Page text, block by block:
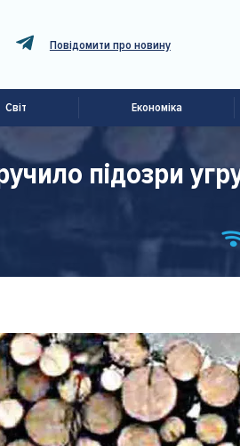
Повідомити про новину
Світ Економіка
підозри